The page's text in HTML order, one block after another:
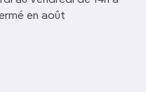
en août